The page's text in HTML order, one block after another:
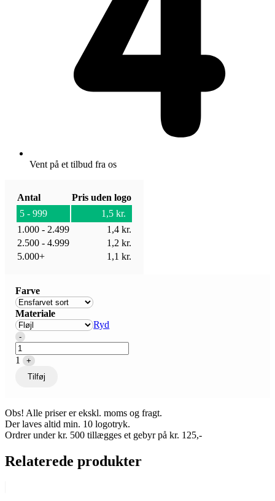
Vent på et tilbud fra os
Antal
Pris uden logo
5 - 999
1,5 kr.
1.000 - 2.499
1,4 kr.
2.500 - 4.999
1,2 kr.
5.000+
1,1 kr.
Farve
Materiale
Ryd
Quantity
-
1
+
Tilføj
Obs! Alle priser er ekskl. moms og fragt.
Der laves altid min. 10 logotryk.
Ordrer under kr. 500 tillægges et gebyr på kr. 125,-
Relaterede produkter